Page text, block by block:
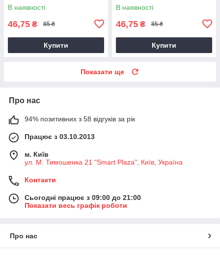
В наявності
46,75 ₴ 85 ₴
Купити
В наявності
46,75 ₴ 85 ₴
Купити
Показати ще
Про нас
94% позитивних з 58 відгуків за рік
Працює з 03.10.2013
м. Київ
ул. М. Тимошенка 21 "Smart Plaza", Київ, Україна
Контакти
Сьогодні працює з 09:00 до 21:00
Показати весь графік роботи
Про нас